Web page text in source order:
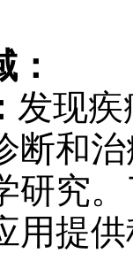
发现
断和
研究
用提